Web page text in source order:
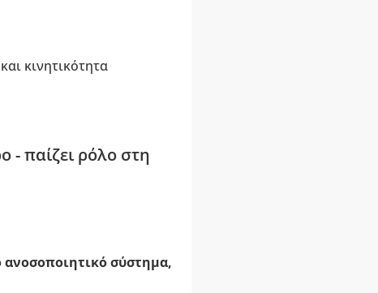
κινητικότητα
- παίζει ρόλο στη
ανοσοποιητικό σύστημα,